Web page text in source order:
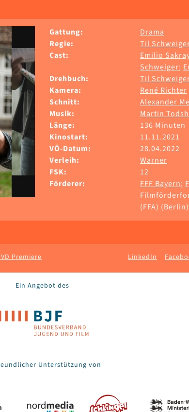
Gattung:
Drama
Regie:
Til
Cast:
Emilio
Schweiger;
Drehbuch:
Til
Kamera:
René Richter
Schnitt:
Alexander
Musik:
Martin
Länge:
136 Minuten
Kinostart:
11.11.2021
VÖ-Datum:
28.04.2022
Verleih:
Warner
FSK:
12
Förderer:
FFF Bayern;
(FFA) (Berlin)
Premiere LinkedIn
Ein Angebot des
Unterstützung von